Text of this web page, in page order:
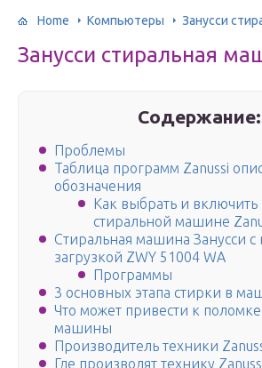
Home Компьютеры Занусси
Занусси стиральная
Содержание:
Проблемы
Таблица программ Zanussi
обозначения
Как выбрать и
стиральной машине
Стиральная машина Занусси с
загрузкой ZWY 51004 WA
Программы
3 основных этапа стирки в
Что может привести к
машины
Производитель техники
Где производят технику